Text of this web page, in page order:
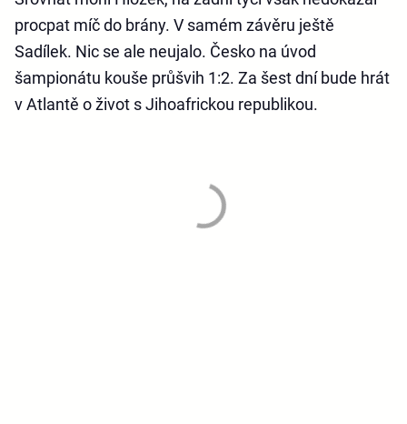
procpat míč do brány. V samém závěru ještě
Sadílek. Nic se ale neujalo. Česko na úvod
šampionátu kouše průšvih 1:2. Za šest dní bude hrát
v Atlantě o život s Jihoafrickou republikou.